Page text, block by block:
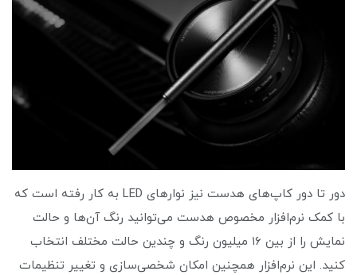
دور تا دور کاپ‌‌های هدست نیز نوارهای LED به کار رفته است که
با کمک نرم‌افزار مخصوص هدست می‌توانید رنگ آن‌ها و حالت
نمایش را از بین ۱۶ میلیون رنگ و چندین حالت مختلف انتخاب
کنید. این نرم‌افزار همچنین امکان شخصی‌سازی و تغییر تنظیمات